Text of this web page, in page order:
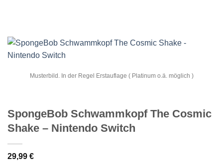
Musterbild. In der Regel Erstauflage ( Platinum o.ä. möglich )
SpongeBob Schwammkopf The Cosmic
Shake – Nintendo Switch
29,99 €